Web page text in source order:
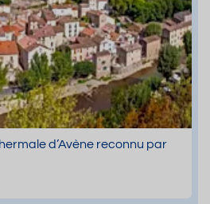
d’Avène reconnu par